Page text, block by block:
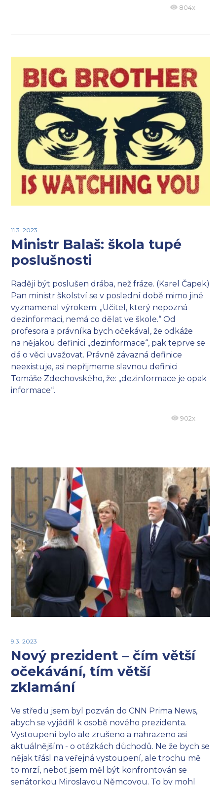
804x
11.3. 2023
Ministr Balaš: škola tupé
poslušnosti
Raději být poslušen drába, než fráze. (Karel Čapek)
Pan ministr školství se v poslední době mimo jiné
vyznamenal výrokem: „Učitel, který nepozná
dezinformaci, nemá co dělat ve škole.“ Od
profesora a právníka bych očekával, že odkáže
na nějakou definici „dezinformace“, pak teprve se
dá o věci uvažovat. Právně závazná definice
neexistuje, asi nepřijmeme slavnou definici
Tomáše Zdechovského, že: „dezinformace je opak
informace“.
902x
9.3. 2023
Nový prezident – čím větší
očekávání, tím větší
zklamání
Ve středu jsem byl pozván do CNN Prima News,
abych se vyjádřil k osobě nového prezidenta.
Vystoupení bylo ale zrušeno a nahrazeno asi
aktuálnějším - o otázkách důchodů. Ne že bych se
nějak třásl na veřejná vystoupení, ale trochu mě
to mrzí, neboť jsem měl být konfrontován se
senátorkou Miroslavou Němcovou. To by mohl